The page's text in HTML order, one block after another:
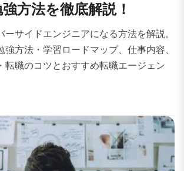
方法を徹底解説！
ーサイドエンジニアになる方法を解説。
強方法・学習ロードマップ、仕事内容、
転職のコツとおすすめ転職エージェン